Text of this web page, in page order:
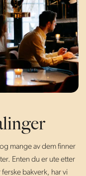
mange av dem finner
Enten du er ute etter
bakverk, har vi